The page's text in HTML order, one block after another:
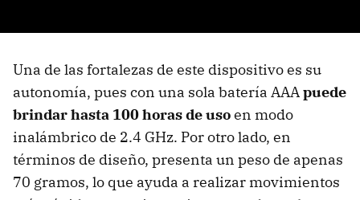
Una de las fortalezas de este dispositivo es su
autonomía, pues con una sola batería AAApuede
brindar hasta 100 horas de usoen modo
inalámbrico de 2.4 GHz. Por otro lado, en
términos de diseño, presenta un peso de apenas
70 gramos, lo que ayuda a realizar movimientos